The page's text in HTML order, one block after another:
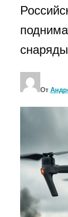
снаряды
От